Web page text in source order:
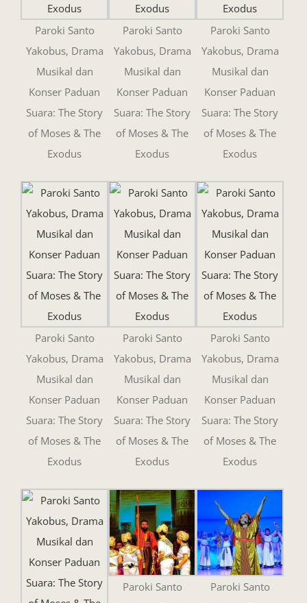
Paroki Santo
Yakobus, Drama
Musikal dan
Konser Paduan
Suara: The Story
of Moses & The
Exodus
Paroki Santo
Yakobus, Drama
Musikal dan
Konser Paduan
Suara: The Story
of Moses & The
Exodus
Paroki Santo
Yakobus, Drama
Musikal dan
Konser Paduan
Suara: The Story
of Moses & The
Exodus
Paroki Santo
Yakobus, Drama
Musikal dan
Konser Paduan
Suara: The Story
of Moses & The
Exodus
Paroki Santo
Yakobus, Drama
Musikal dan
Konser Paduan
Suara: The Story
of Moses & The
Exodus
Paroki Santo
Yakobus, Drama
Musikal dan
Konser Paduan
Suara: The Story
of Moses & The
Exodus
Paroki Santo
Paroki Santo